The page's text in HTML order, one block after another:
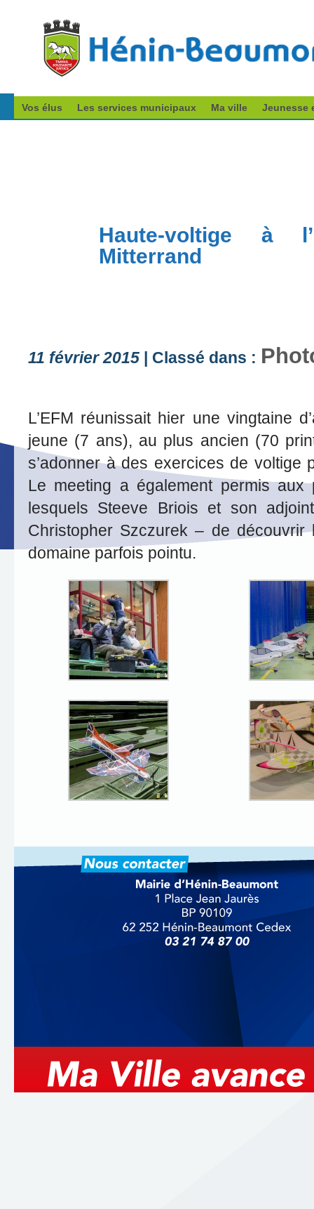
Vos élus Les services municipaux Ma ville Jeunesse
Haute-voltige à
Mitterrand
11 février 2015 | Classé dans :
L’EFM réunissait hier une vingtaine
jeune (7 ans), au plus ancien (70
s’adonner à des exercices de voltige
Le meeting a également permis
lesquels Steeve Briois et son
Christopher Szczurek – de
domaine parfois pointu.